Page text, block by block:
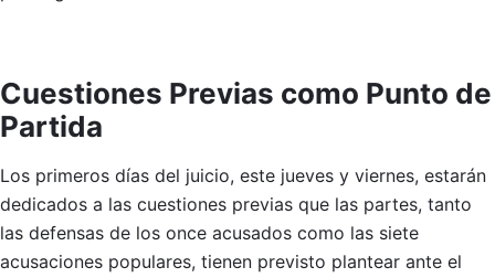
Cuestiones Previas como Punto de
Partida
Los primeros días del juicio, este jueves y viernes, estarán
dedicados a las cuestiones previas que las partes, tanto
las defensas de los once acusados como las siete
acusaciones populares, tienen previsto plantear ante el